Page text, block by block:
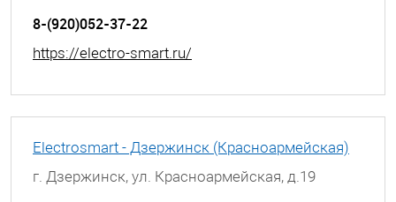
8-(920)052-37-22
https://electro-smart.ru/
Electrosmart - Дзержинск (Красноармейская)
г. Дзержинск, ул. Красноармейская, д.19